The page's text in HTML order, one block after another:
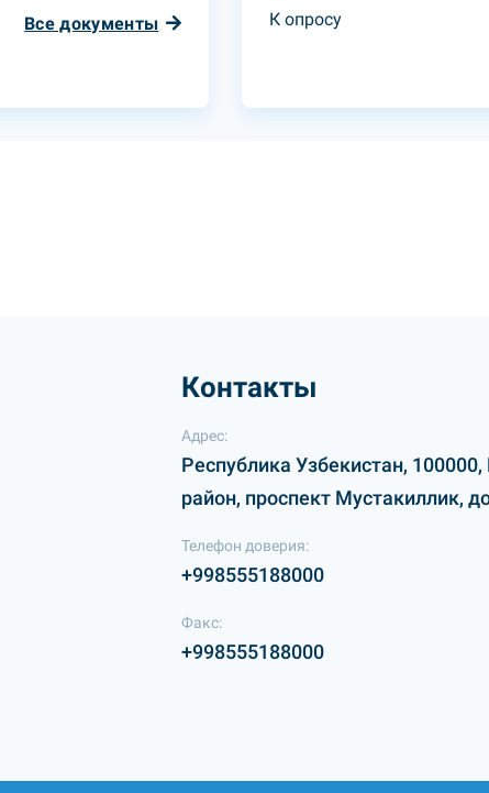
Все документы К опросу
Контакты
Адрес:
Республика Узбекистан,
район, проспект Мустакиллик,
Телефон доверия:
+998555188000
Факс:
+998555188000